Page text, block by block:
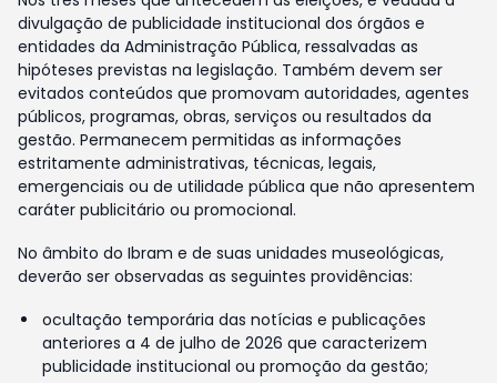
divulgação de publicidade institucional dos órgãos e
entidades da Administração Pública, ressalvadas as
hipóteses previstas na legislação. Também devem ser
evitados conteúdos que promovam autoridades, agentes
públicos, programas, obras, serviços ou resultados da
gestão. Permanecem permitidas as informações
estritamente administrativas, técnicas, legais,
emergenciais ou de utilidade pública que não apresentem
caráter publicitário ou promocional.
No âmbito do Ibram e de suas unidades museológicas,
deverão ser observadas as seguintes providências:
ocultação temporária das notícias e publicações
anteriores a 4 de julho de 2026 que caracterizem
publicidade institucional ou promoção da gestão;